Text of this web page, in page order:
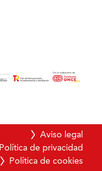
Aviso legal
Política de privacidad
Política de cookies